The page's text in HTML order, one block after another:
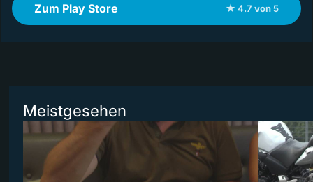
Zum Play Store ★ 4.7 von 5
Meistgesehen